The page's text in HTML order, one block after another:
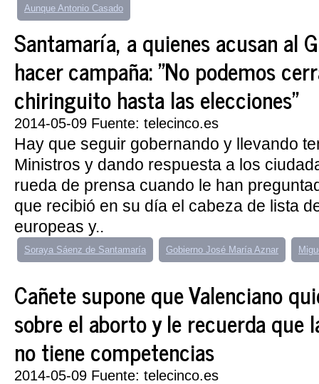
Aunque Antonio Casado
Santamaría, a quienes acusan al
hacer campaña: "No podemos
chiringuito hasta las elecciones"
2014-05-09 Fuente: telecinco.es
Hay que seguir gobernando y llevando
Ministros y dando respuesta a los
rueda de prensa cuando le han
que recibió en su día el cabeza de lista
europeas y..
Soraya Sáenz de Santamaría Gobierno José María Aznar
Cañete supone que Valenciano
sobre el aborto y le recuerda que
no tiene competencias
2014-05-09 Fuente: telecinco.es